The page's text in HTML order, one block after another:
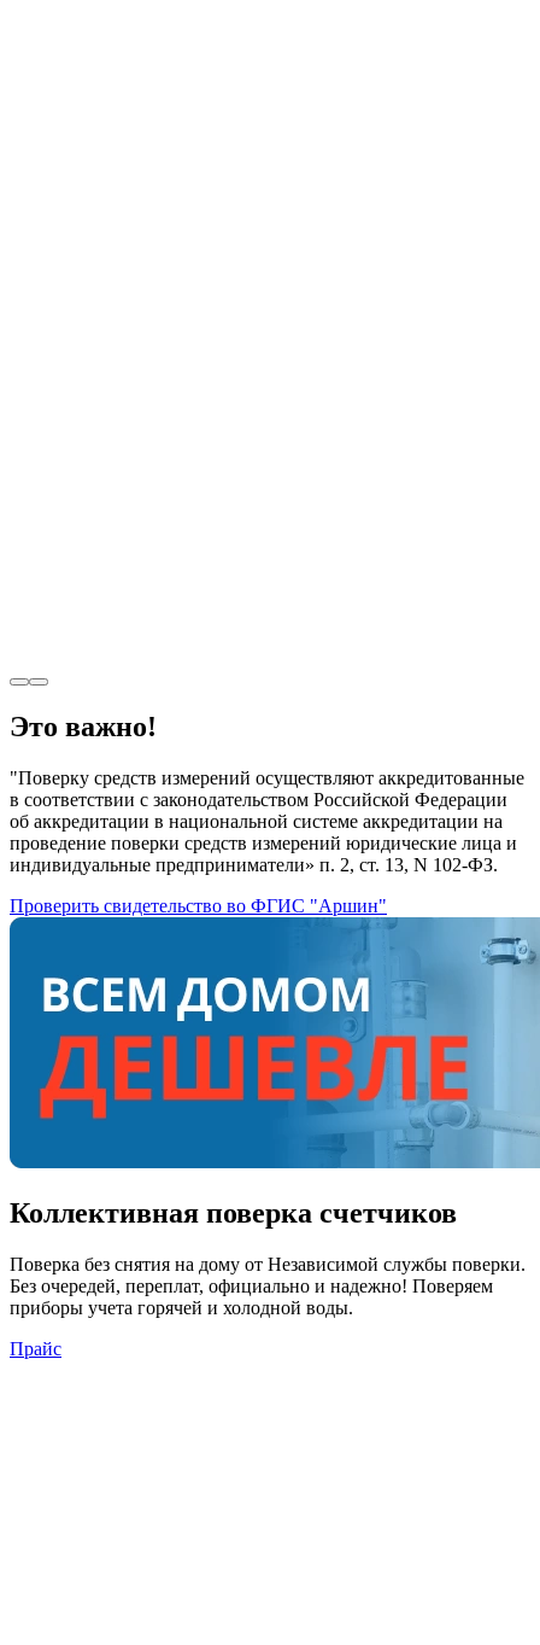
Это важно!
"Поверку средств измерений осуществляют аккредитованные
в соответствии с законодательством Российской Федерации
об аккредитации в национальной системе аккредитации на
проведение поверки средств измерений юридические лица и
индивидуальные предприниматели» п. 2, ст. 13, N 102-ФЗ.
Проверить свидетельство во ФГИС "Аршин"
Коллективная поверка счетчиков
Поверка без снятия на дому от Независимой службы поверки.
Без очередей, переплат, официально и надежно! Поверяем
приборы учета горячей и холодной воды.
Прайс